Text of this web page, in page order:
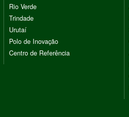
Rio Verde
Trindade
Urutaí
Polo de Inovação
Centro de Referência